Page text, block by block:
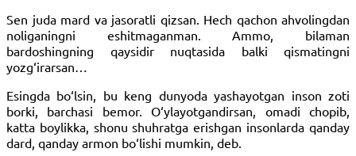
Sen juda mard va jasoratli qizsan. Hech qachon ahvolingdan
noliganingni eshitmaganman. Ammo, bilaman
bardoshingning qaysidir nuqtasida balki qismatingni
yozg‘irarsan…
Esingda bo‘lsin, bu keng dunyoda yashayotgan inson zoti
borki, barchasi bemor. O‘ylayotgandirsan, omadi chopib,
katta boylikka, shonu shuhratga erishgan insonlarda qanday
dard, qanday armon bo‘lishi mumkin, deb.